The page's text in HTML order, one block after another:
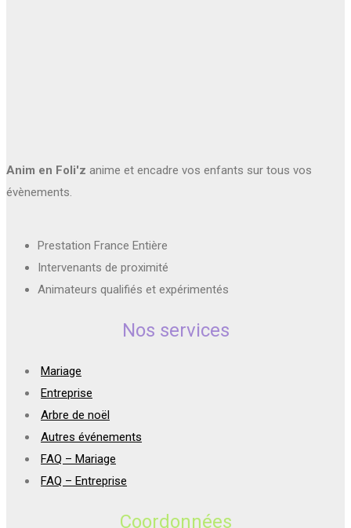
Anim en Foli'z anime et encadre vos enfants sur tous vos
évènements.
Prestation France Entière
Intervenants de proximité
Animateurs qualifiés et expérimentés
Nos services
Mariage
Entreprise
Arbre de noël
Autres événements
FAQ – Mariage
FAQ – Entreprise
Coordonnées